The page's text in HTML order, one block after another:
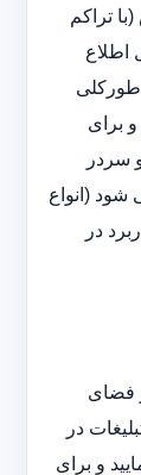
بنر است.بنر 8 اونس (با ‏تراکم
اطلاع
طورکلی
بنرهای 8 و 10 اونس و برای
سردر
استفاده می شود (انواع
در
فضای
در
و برای